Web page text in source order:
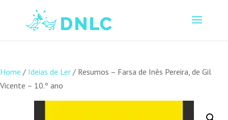
Home / Ideias de Ler / Resumos – Farsa de Inês Pereira, de Gil
Vicente – 10.º ano